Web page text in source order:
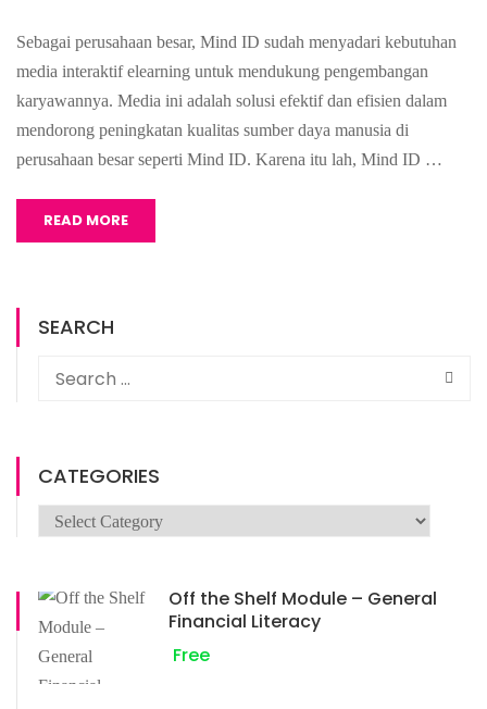
Sebagai perusahaan besar, Mind ID sudah menyadari kebutuhan
media interaktif elearning untuk mendukung pengembangan
karyawannya. Media ini adalah solusi efektif dan efisien dalam
mendorong peningkatan kualitas sumber daya manusia di
perusahaan besar seperti Mind ID. Karena itu lah, Mind ID …
READ MORE
SEARCH
CATEGORIES
Off the Shelf Module – General
Financial Literacy
Free